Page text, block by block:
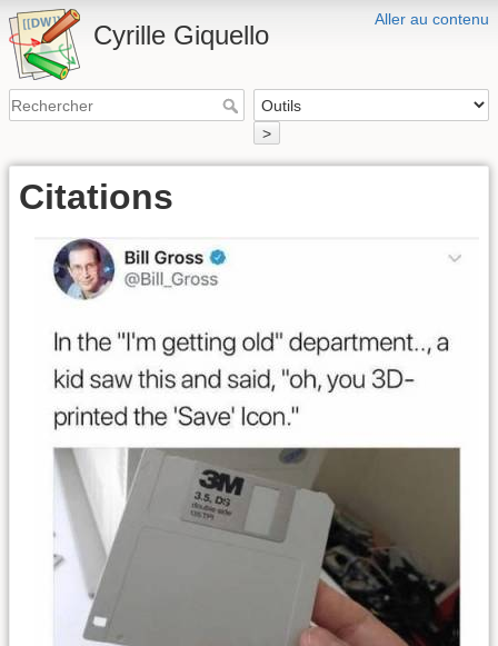
Aller au contenu
Cyrille Giquello
>
Citations